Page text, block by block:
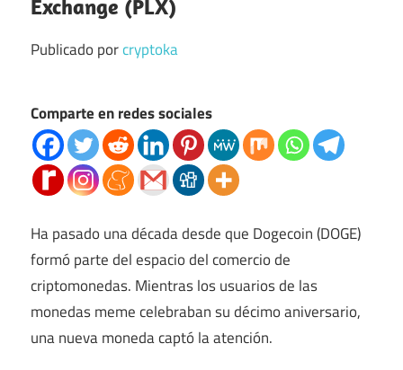
Exchange (PLX)
Publicado porcryptoka
Comparte en redes sociales
Ha pasado una década desde que Dogecoin (DOGE)
formó parte del espacio del comercio de
criptomonedas. Mientras los usuarios de las
monedas meme celebraban su décimo aniversario,
una nueva moneda captó la atención.